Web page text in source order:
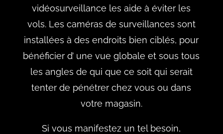
vidéosurveillance les aide à éviter les
vols. Les caméras de surveillances sont
installées à des endroits bien ciblés, pour
bénéficier d’ une vue globale et sous tous
les angles de qui que ce soit qui serait
tenter de pénétrer chez vous ou dans
votre magasin.
Si vous manifestez un tel besoin,